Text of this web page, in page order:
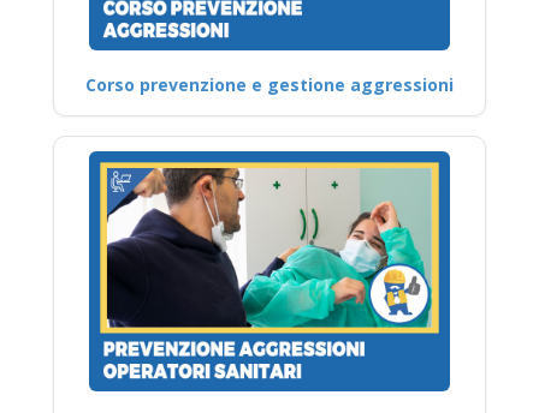
Corso prevenzione e gestione aggressioni